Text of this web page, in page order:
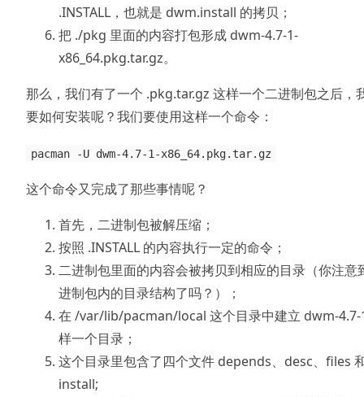
.INSTALL，也就是 dwm.install 的拷贝；
把 ./pkg 里面的内容打包形成 dwm-4.7-1-
x86_64.pkg.tar.gz。
那么，我们有了一个 .pkg.tar.gz 这样一个二进制包之后，
要如何安装呢？我们要使用这样一个命令：
pacman -U dwm-4.7-1-x86_64.pkg.tar.gz
这个命令又完成了那些事情呢？
首先，二进制包被解压缩；
按照 .INSTALL 的内容执行一定的命令；
二进制包里面的内容会被拷贝到相应的目录（你注意
进制包内的目录结构了吗？）；
在 /var/lib/pacman/local 这个目录中建立 dwm-4.7-
样一个目录；
这个目录里包含了四个文件 depends、desc、files
install;